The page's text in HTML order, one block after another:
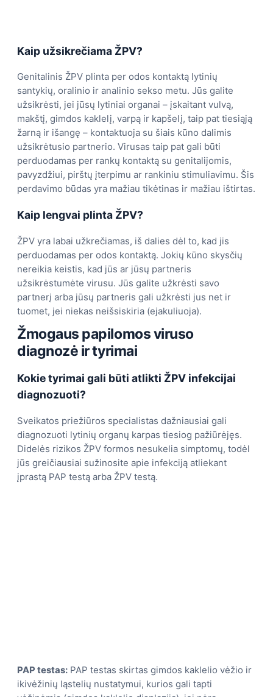
Kaip užsikrečiama ŽPV?
Genitalinis ŽPV plinta per odos kontaktą lytinių
santykių, oralinio ir analinio sekso metu. Jūs galite
užsikrėsti, jei jūsų lytiniai organai – įskaitant vulvą,
makštį, gimdos kaklelį, varpą ir kapšelį, taip pat tiesiąją
žarną ir išangę – kontaktuoja su šiais kūno dalimis
užsikrėtusio partnerio. Virusas taip pat gali būti
perduodamas per rankų kontaktą su genitalijomis,
pavyzdžiui, pirštų įterpimu ar rankiniu stimuliavimu. Šis
perdavimo būdas yra mažiau tikėtinas ir mažiau ištirtas.
Kaip lengvai plinta ŽPV?
ŽPV yra labai užkrečiamas, iš dalies dėl to, kad jis
perduodamas per odos kontaktą. Jokių kūno skysčių
nereikia keistis, kad jūs ar jūsų partneris
užsikrėstumėte virusu. Jūs galite užkrėsti savo
partnerį arba jūsų partneris gali užkrėsti jus net ir
tuomet, jei niekas neišsiskiria (ejakuliuoja).
Žmogaus papilomos viruso
diagnozė ir tyrimai
Kokie tyrimai gali būti atlikti ŽPV infekcijai
diagnozuoti?
Sveikatos priežiūros specialistas dažniausiai gali
diagnozuoti lytinių organų karpas tiesiog pažiūrėjęs.
Didelės rizikos ŽPV formos nesukelia simptomų, todėl
jūs greičiausiai sužinosite apie infekciją atliekant
įprastą PAP testą arba ŽPV testą.
PAP testas: PAP testas skirtas gimdos kaklelio vėžio ir
ikivėžinių ląstelių nustatymui, kurios gali tapti